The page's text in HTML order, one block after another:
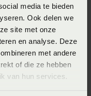
media te bieden
Ook delen we
site met onze
en analyse. Deze
met andere
of die ze hebben
van hun services.